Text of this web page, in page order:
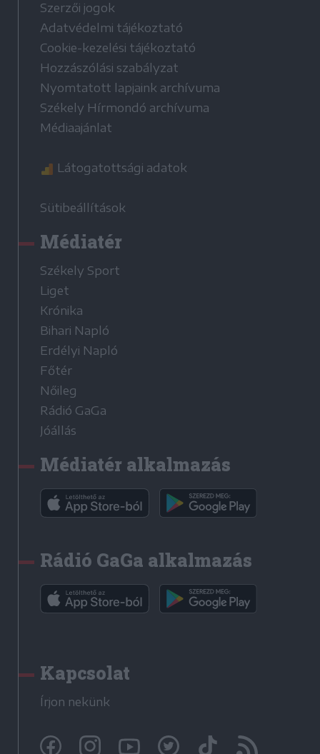
Szerzői jogok
Adatvédelmi tájékoztató
Cookie-kezelési tájékoztató
Hozzászólási szabályzat
Nyomtatott lapjaink archívuma
Székely Hírmondó archívuma
Médiaajánlat
Látogatottsági adatok
Sütibeállítások
Médiatér
Székely Sport
Liget
Krónika
Bihari Napló
Erdélyi Napló
Főtér
Nőileg
Rádió GaGa
Jóállás
Médiatér alkalmazás
Rádió GaGa alkalmazás
Kapcsolat
Írjon nekünk